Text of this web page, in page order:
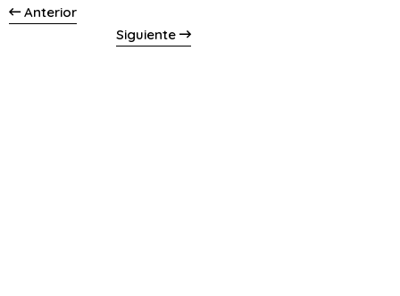
Anterior
Siguiente